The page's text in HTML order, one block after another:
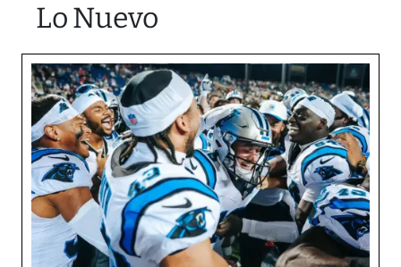
Lo Nuevo